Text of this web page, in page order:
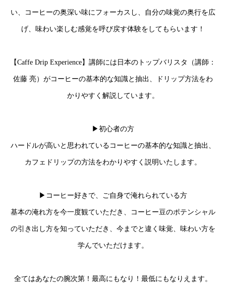
い、コーヒーの奥深い味にフォーカスし、自分の味覚の奥行を広
げ、味わい楽しむ感覚を呼び戻す体験をしてもらいます！
【Caffe Drip Experience】講師には日本のトップバリスタ（講師：
佐藤 亮）がコーヒーの基本的な知識と抽出、ドリップ方法をわ
かりやすく解説しています。
▶初心者の方
ハードルが高いと思われているコーヒーの基本的な知識と抽出、
カフェドリップの方法をわかりやすく説明いたします。
▶コーヒー好きで、ご自身で淹れられている方
基本の淹れ方を今一度観ていただき、コーヒー豆のポテンシャル
の引き出し方を知っていただき、今までと違く味覚、味わい方を
学んでいただけます。
全てはあなたの腕次第！最高にもなり！最低にもなりえます。